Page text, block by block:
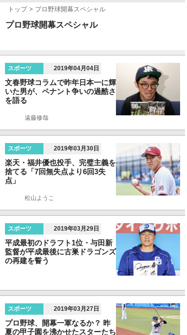
トップ プロ野球開幕スペシャル
プロ野球開幕スペシャル
スポーツ 2019年04月04日
文春野球コラムで昨年日本一に輝
いた男が、ペナント争いの過酷さ
を語る
遠藤修哉
スポーツ 2019年03月30日
楽天・福井優也投手、完璧主義を
捨てる「7回無失点より6回3失
点」
松山ようこ
スポーツ 2019年03月29日
平成最初のドラフト1位・与田新
監督が平成最後に古巣ドラゴンズ
の再建を誓う
スポーツ 2019年03月27日
プロ野球、開幕一軍なるか？ 昨
夏の甲子園を沸かせたスターたち